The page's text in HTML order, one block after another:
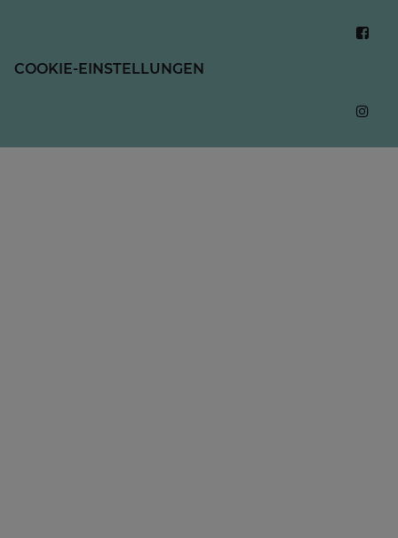
COOKIE-EINSTELLUNGEN